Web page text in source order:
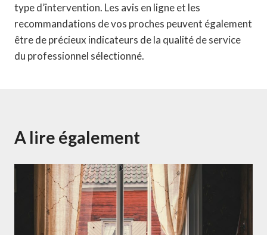
type d’intervention. Les avis en ligne et les
recommandations de vos proches peuvent également
être de précieux indicateurs de la qualité de service
du professionnel sélectionné.
A lire également